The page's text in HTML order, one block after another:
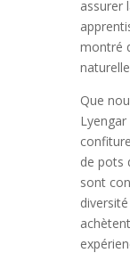
assurer
montré
Que
de pots
sont